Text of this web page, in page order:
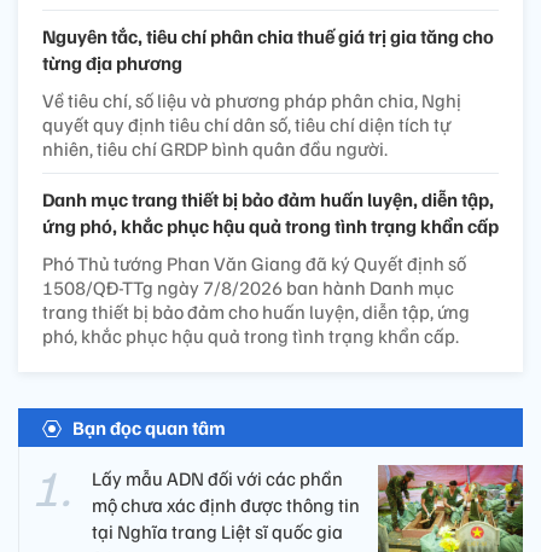
Nguyên tắc, tiêu chí phân chia thuế giá trị gia tăng cho
từng địa phương
Về tiêu chí, số liệu và phương pháp phân chia, Nghị
quyết quy định tiêu chí dân số, tiêu chí diện tích tự
nhiên, tiêu chí GRDP bình quân đầu người.
Danh mục trang thiết bị bảo đảm huấn luyện, diễn tập,
ứng phó, khắc phục hậu quả trong tình trạng khẩn cấp
Phó Thủ tướng Phan Văn Giang đã ký Quyết định số
1508/QĐ-TTg ngày 7/8/2026 ban hành Danh mục
trang thiết bị bảo đảm cho huấn luyện, diễn tập, ứng
phó, khắc phục hậu quả trong tình trạng khẩn cấp.
Bạn đọc quan tâm
Lấy mẫu ADN đối với các phần
mộ chưa xác định được thông tin
tại Nghĩa trang Liệt sĩ quốc gia